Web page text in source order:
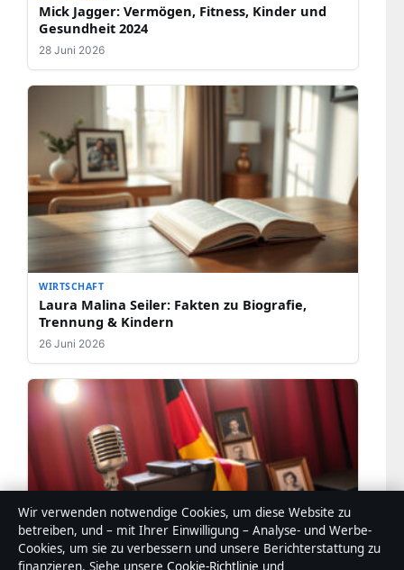
Mick Jagger: Vermögen, Fitness, Kinder und
Gesundheit 2024
28 Juni 2026
WIRTSCHAFT
Laura Malina Seiler: Fakten zu Biografie,
Trennung & Kindern
26 Juni 2026
Wir verwenden notwendige Cookies, um diese Website zu
betreiben, und – mit Ihrer Einwilligung – Analyse- und Werbe-
Cookies, um sie zu verbessern und unsere Berichterstattung zu
finanzieren. Siehe unsere Cookie-Richtlinie und